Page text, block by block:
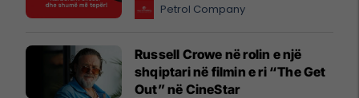
Petrol Company
Russell Crowe në rolin e një
shqiptari në filmin e ri “The Get
Out” në CineStar